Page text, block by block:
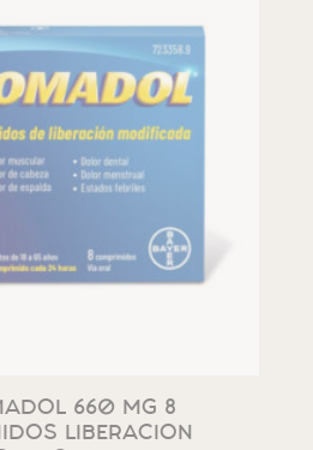
660 MG 8
LIBERACION